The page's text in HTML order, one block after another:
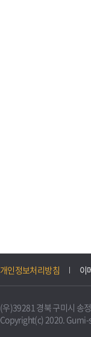
개인정보처리방침 이
(우)39281 경북 구미시
Copyright(c) 2020. Gumi-